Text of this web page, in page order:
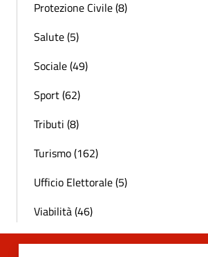
Protezione Civile (8)
Salute (5)
Sociale (49)
Sport (62)
Tributi (8)
Turismo (162)
Ufficio Elettorale (5)
Viabilità (46)